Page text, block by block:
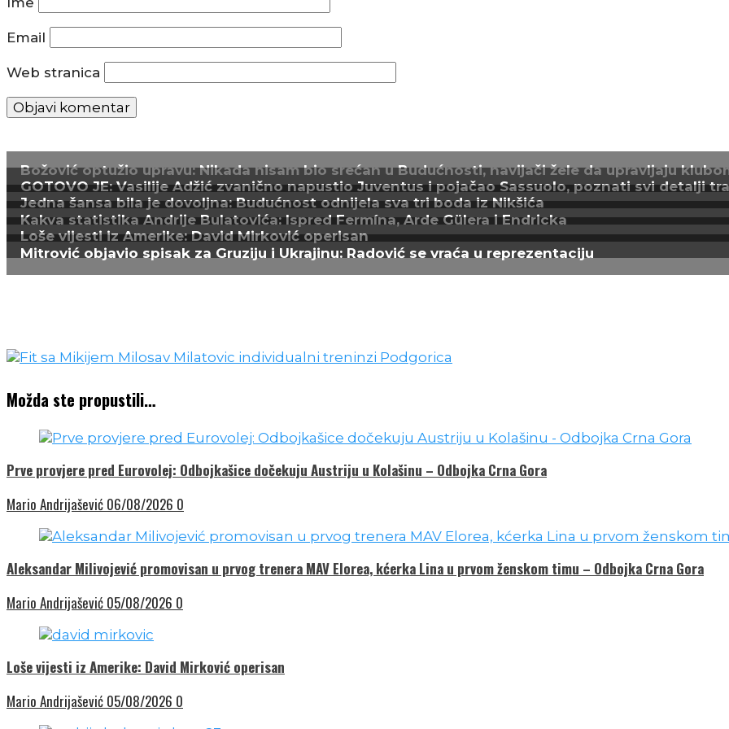
Email
Web stranica
Božović optužio upravu: Nikada nisam bio srećan u Budućnosti, navijači žele da upravljaju
GOTOVO JE: Vasilije Adžić zvanično napustio Juventus i pojačao Sassuolo, poznati svi detalji
Jedna šansa bila je dovoljna: Budućnost odnijela sva tri boda iz Nikšića
Kakva statistika Andrije Bulatovića: Ispred Fermína, Arde Gülera i Endricka
Loše vijesti iz Amerike: David Mirković operisan
Mitrović objavio spisak za Gruziju i Ukrajinu: Radović se vraća u reprezentaciju
Možda ste propustili…
Prve provjere pred Eurovolej: Odbojkašice dočekuju Austriju u Kolašinu – Odbojka Crna Gora
Mario Andrijašević 06/08/2026 0
Aleksandar Milivojević promovisan u prvog trenera MAV Elorea, kćerka Lina u prvom ženskom timu – Odbojka Crna Gora
Mario Andrijašević 05/08/2026 0
Loše vijesti iz Amerike: David Mirković operisan
Mario Andrijašević 05/08/2026 0